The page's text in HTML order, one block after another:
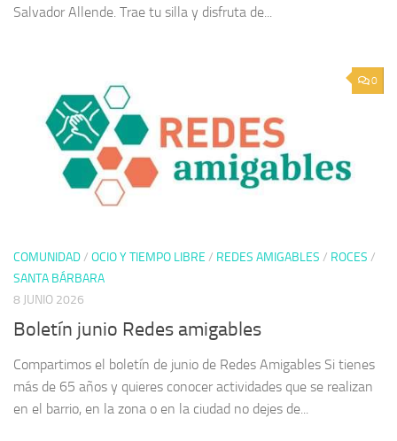
Salvador Allende. Trae tu silla y disfruta de...
0
COMUNIDAD/ OCIO Y TIEMPO LIBRE / REDES AMIGABLES / ROCES /
SANTA BÁRBARA
8 JUNIO 2026
Boletín junio Redes amigables
Compartimos el boletín de junio de Redes Amigables Si tienes
más de 65 años y quieres conocer actividades que se realizan
en el barrio, en la zona o en la ciudad no dejes de...